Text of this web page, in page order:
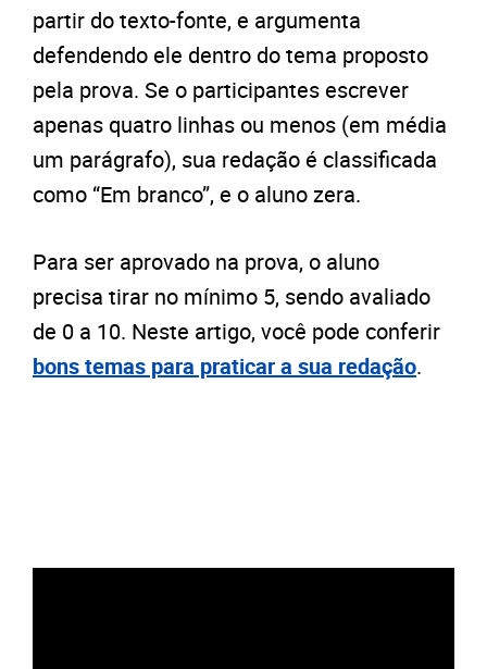
partir do texto-fonte, e argumenta
defendendo ele dentro do tema proposto
pela prova. Se o participantes escrever
apenas quatro linhas ou menos (em média
um parágrafo), sua redação é classificada
como “Em branco”, e o aluno zera.
Para ser aprovado na prova, o aluno
precisa tirar no mínimo 5, sendo avaliado
de 0 a 10. Neste artigo, você pode conferir
bons temas para praticar a sua redação.